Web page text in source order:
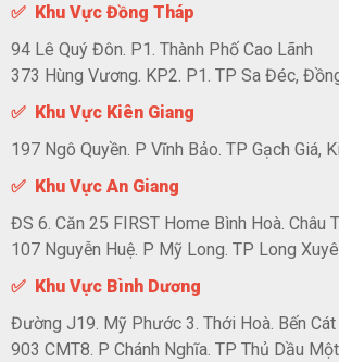
✅ Khu Vực Đồng Tháp
94 Lê Quý Đôn. P1. Thành Phố Cao Lãnh
373 Hùng Vương. KP2. P1. TP Sa Đéc,
✅ Khu Vực Kiên Giang
197 Ngô Quyền. P Vĩnh Bảo. TP Gạch Giá,
✅ Khu Vực An Giang
ĐS 6. Căn 25 FIRST Home Bình Hoà. Châu
107 Nguyễn Huệ. P Mỹ Long. TP Long
✅ Khu Vực Bình Dương
Đường J19. Mỹ Phước 3. Thới Hoà. Bến Cát
903 CMT8. P Chánh Nghĩa. TP Thủ Dầu